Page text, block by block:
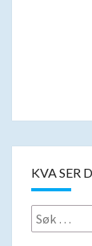
KVA SER
Search
for: